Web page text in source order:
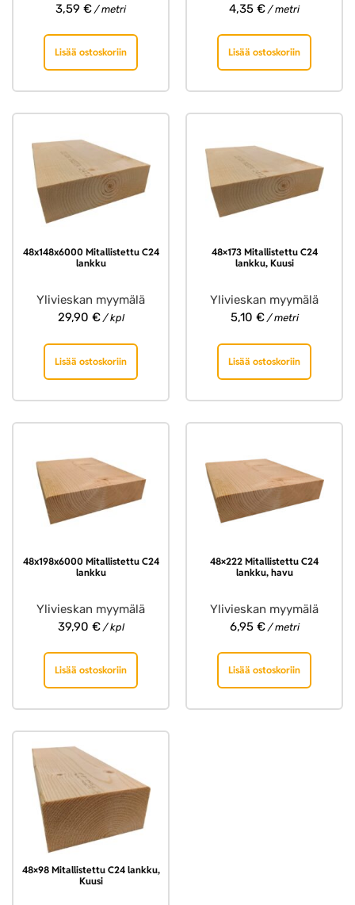
3,59 € / metri
Lisää ostoskoriin
4,35 € / metri
Lisää ostoskoriin
48x148x6000 Mitallistettu C24
lankku
Ylivieskan myymälä
29,90 €/ kpl
Lisää ostoskoriin
48×173 Mitallistettu C24
lankku, Kuusi
Ylivieskan myymälä
5,10 €/ metri
Lisää ostoskoriin
48x198x6000 Mitallistettu C24
lankku
Ylivieskan myymälä
39,90 €/ kpl
Lisää ostoskoriin
48×222 Mitallistettu C24
lankku, havu
Ylivieskan myymälä
6,95 €/ metri
Lisää ostoskoriin
48×98 Mitallistettu C24 lankku,
Kuusi